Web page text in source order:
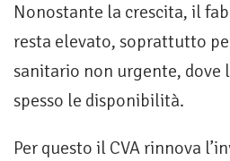
Nonostante la crescita, il
resta elevato, soprattutto
sanitario non urgente, dove
spesso le disponibilità.
Per questo il CVA rinnova